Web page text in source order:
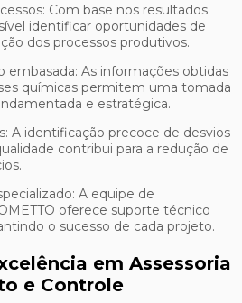
identificar oportunidades de
dos processos produtivos.
químicas permitem uma tomada
e estratégica.
contribui para a redução de
oferece suporte técnico
o sucesso de cada projeto.
em Assessoria
e Controle